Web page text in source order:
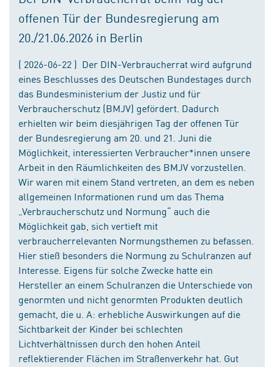
offenen Tür der Bundesregierung am
20./21.06.2026 in Berlin
( 2026-06-22 ) Der DIN-Verbraucherrat wird aufgrund
eines Beschlusses des Deutschen Bundestages durch
das Bundesministerium der Justiz und für
Verbraucherschutz (BMJV) gefördert. Dadurch
erhielten wir beim diesjährigen Tag der offenen Tür
der Bundesregierung am 20. und 21. Juni die
Möglichkeit, interessierten Verbraucher*innen unsere
Arbeit in den Räumlichkeiten des BMJV vorzustellen.
Wir waren mit einem Stand vertreten, an dem es neben
allgemeinen Informationen rund um das Thema
„Verbraucherschutz und Normung“ auch die
Möglichkeit gab, sich vertieft mit
verbraucherrelevanten Normungsthemen zu befassen.
Hier stieß besonders die Normung zu Schulranzen auf
Interesse. Eigens für solche Zwecke hatte ein
Hersteller an einem Schulranzen die Unterschiede von
genormten und nicht genormten Produkten deutlich
gemacht, die u. A: erhebliche Auswirkungen auf die
Sichtbarkeit der Kinder bei schlechten
Lichtverhältnissen durch den hohen Anteil
reflektierender Flächen im Straßenverkehr hat. Gut